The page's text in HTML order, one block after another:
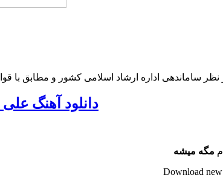
ساماندهی اداره ارشاد اسلامی کشور و مطابق با
دانلود آهنگ
مگه میشه
Download